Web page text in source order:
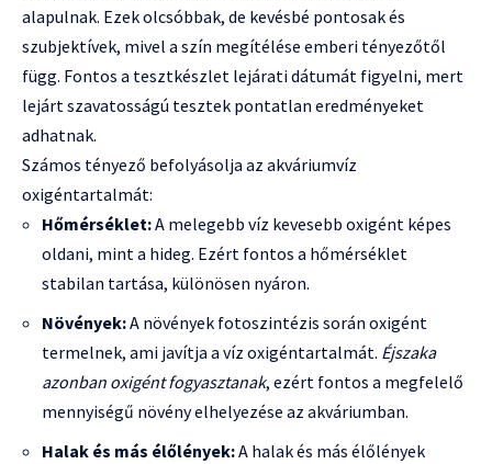
alapulnak. Ezek olcsóbbak, de kevésbé pontosak és
szubjektívek, mivel a szín megítélése emberi tényezőtől
függ. Fontos a tesztkészlet lejárati dátumát figyelni, mert
lejárt szavatosságú tesztek pontatlan eredményeket
adhatnak.
Számos tényező befolyásolja az akváriumvíz
oxigéntartalmát:
Hőmérséklet:A melegebb víz kevesebb oxigént képes
oldani, mint a hideg. Ezért fontos a hőmérséklet
stabilan tartása, különösen nyáron.
Növények:A növények fotoszintézis során oxigént
termelnek, ami javítja a víz oxigéntartalmát. Éjszaka
azonban oxigént fogyasztanak, ezért fontos a megfelelő
mennyiségű növény elhelyezése az akváriumban.
Halak és más élőlények:A halak és más élőlények